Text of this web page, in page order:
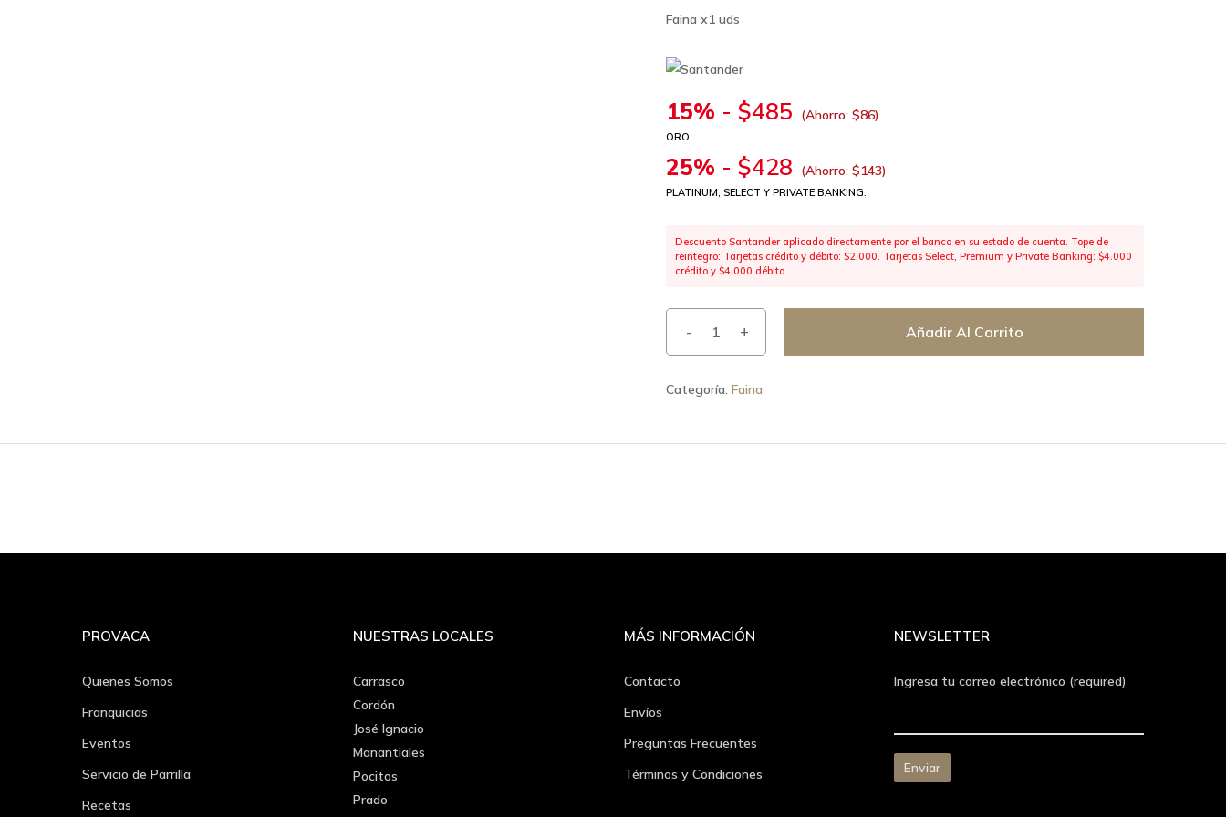
Faina x1 uds
15% -$485 (Ahorro:$86)
ORO.
25% -$428 (Ahorro:$143)
PLATINUM, SELECT Y PRIVATE BANKING.
Descuento Santander aplicado directamente por el banco en su estado de cuenta. Tope de
reintegro: Tarjetas crédito y débito: $2.000. Tarjetas Select, Premium y Private Banking: $4.000
crédito y $4.000 débito.
Añadir Al Carrito
Categoría:Faina
PROVACA
Quienes Somos
Franquicias
Eventos
Servicio de Parrilla
Recetas
NUESTRAS LOCALES
Carrasco
Cordón
José Ignacio
Manantiales
Pocitos
Prado
MÁS INFORMACIÓN
Contacto
Envíos
Preguntas Frecuentes
Términos y Condiciones
NEWSLETTER
Ingresa tu correo electrónico (required)